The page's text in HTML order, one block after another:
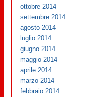
ottobre 2014
settembre 2014
agosto 2014
luglio 2014
giugno 2014
maggio 2014
aprile 2014
marzo 2014
febbraio 2014